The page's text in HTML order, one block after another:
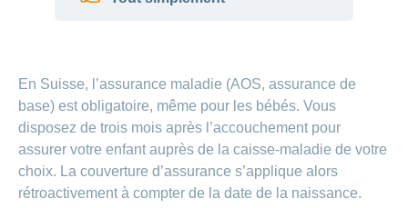
Le post-
partum:
une phase
de
transition
très
caisse-maladie avant la naissance.
Le bébé est donc assuré dès sa
naissance.
Comme ça, il faut juste faire un examen
de santé simplifié.
Les familles ont des rabais sur les
En Suisse, l’assurance maladie (AOS, assurance de
base) est obligatoire, même pour les bébés. Vous
disposez de trois mois après l’accouchement pour
assurer votre enfant auprès de la caisse-maladie de votre
choix. La couverture d’assurance s’applique alors
rétroactivement à compter de la date de la naissance.